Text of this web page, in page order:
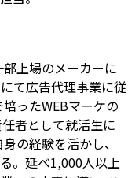
上場のメーカーに
て広告代理事業に従
ったWEBマーケの
者として就活生に
の経験を活かし、
。延べ1,000人以上